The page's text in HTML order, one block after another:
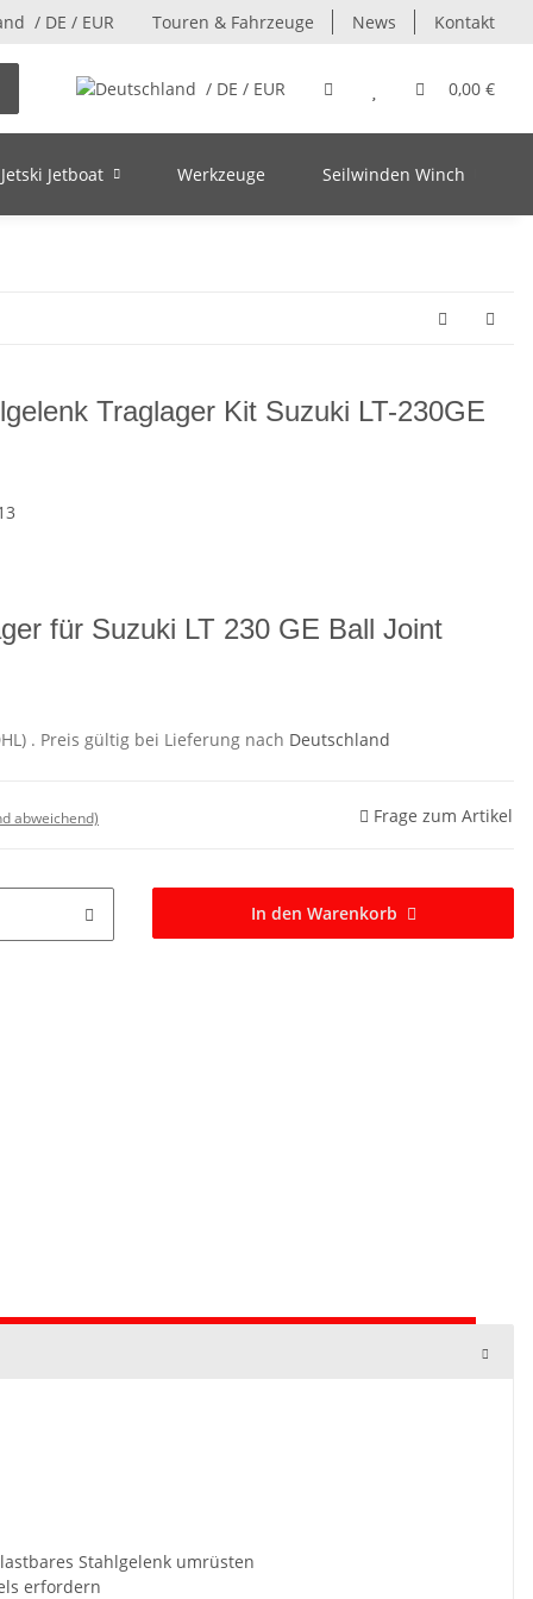
/ DE / EUR Touren & Fahrzeuge News Kontakt
/ DE / EUR 0,00 €
Jetboat Werkzeuge Seilwinden Winch
Traglager Kit Suzuki LT-230GE
für Suzuki LT 230 GE Ball Joint
. Preis gültig bei Lieferung nach Deutschland
abweichend) Frage zum Artikel
In den Warenkorb
Stahlgelenk umrüsten
erfordern